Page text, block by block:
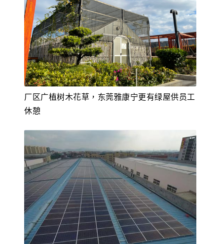
厂区广植树木花草，东莞雅康宁更有绿屋供员工
休憩